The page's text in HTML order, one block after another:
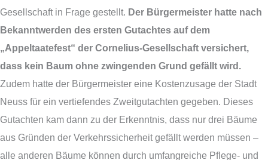
Gesellschaft in Frage gestellt. Der Bürgermeister hatte nach
Bekanntwerden des ersten Gutachtes auf dem
„Appeltaatefest“ der Cornelius-Gesellschaft versichert,
dass kein Baum ohne zwingenden Grund gefällt wird.
Zudem hatte der Bürgermeister eine Kostenzusage der Stadt
Neuss für ein vertiefendes Zweitgutachten gegeben. Dieses
Gutachten kam dann zu der Erkenntnis, dass nur drei Bäume
aus Gründen der Verkehrssicherheit gefällt werden müssen –
alle anderen Bäume können durch umfangreiche Pflege- und